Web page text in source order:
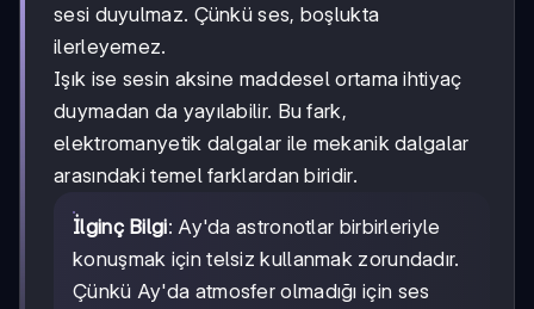
sesi duyulmaz. Çünkü ses, boşlukta
ilerleyemez.
Işık ise sesin aksine maddesel ortama ihtiyaç
duymadan da yayılabilir. Bu fark,
elektromanyetik dalgalar ile mekanik dalgalar
arasındaki temel farklardan biridir.
İlginç Bilgi: Ay'da astronotlar birbirleriyle
konuşmak için telsiz kullanmak zorundadır.
Çünkü Ay'da atmosfer olmadığı için ses